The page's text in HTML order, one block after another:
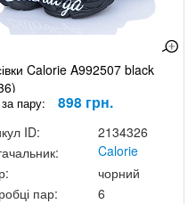
Calorie A992507 black
пару: 898 грн.
ID:
2134326
Calorie
чорний
пар:
6